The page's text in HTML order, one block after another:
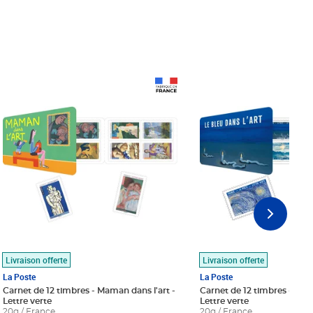
Livraison offerte
La Poste
Carnet de 12 timbres - Maman dans l'art -
Lettre verte
Livraison offerte
La Poste
Carnet de 12 timbres - Le
Lettre verte